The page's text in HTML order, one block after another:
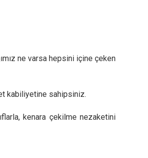
ne varsa hepsini içine çeken
kabiliyetine sahipsiniz.
kenara çekilme nezaketini